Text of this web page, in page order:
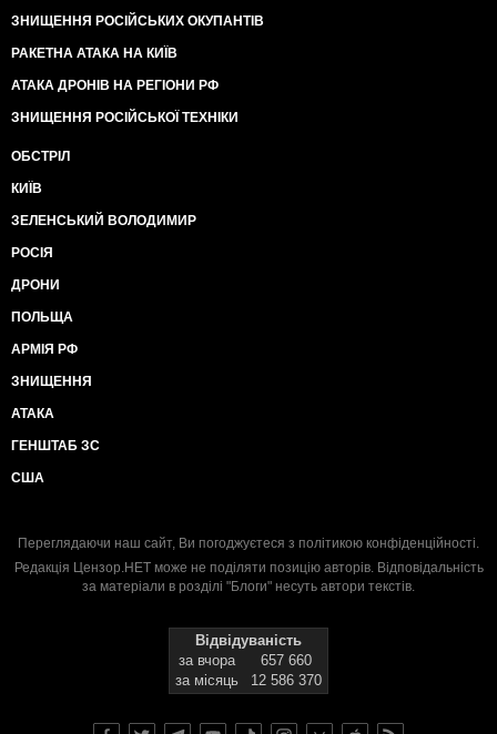
ЗНИЩЕННЯ РОСІЙСЬКИХ ОКУПАНТІВ
РАКЕТНА АТАКА НА КИЇВ
АТАКА ДРОНІВ НА РЕГІОНИ РФ
ЗНИЩЕННЯ РОСІЙСЬКОЇ ТЕХНІКИ
ОБСТРІЛ
КИЇВ
ЗЕЛЕНСЬКИЙ ВОЛОДИМИР
РОСІЯ
ДРОНИ
ПОЛЬЩА
АРМІЯ РФ
ЗНИЩЕННЯ
АТАКА
ГЕНШТАБ ЗС
США
Переглядаючи наш сайт, Ви погоджуєтеся з політикою конфіденційності.
Редакція Цензор.НЕТ може не поділяти позицію авторів. Відповідальність
за матеріали в розділі "Блоги" несуть автори текстів.
Відвідуваність
за вчора
657 660
за місяць
12 586 370